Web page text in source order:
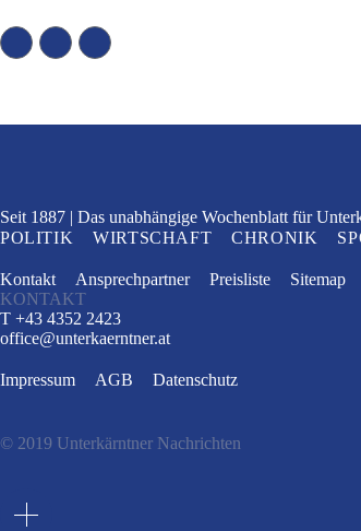
Seit 1887 Das unabhängige Wochenblatt für
POLITIK
WIRTSCHAFT CHRONIK
Kontakt Ansprechpartner Preisliste Sitemap
KONTAKT
T +43 4352 2423
office@unterkaerntner.at
Impressum AGB Datenschutz
© 2019 Unterkärntner Nachrichten